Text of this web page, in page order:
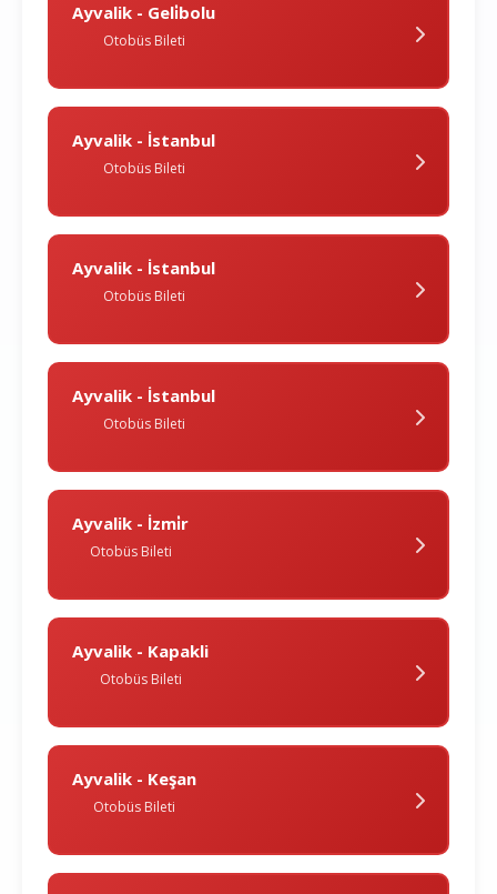
Ayvalik - Geli̇bolu
Otobüs Bileti
Ayvalik - İstanbul
Otobüs Bileti
Ayvalik - İstanbul
Otobüs Bileti
Ayvalik - İstanbul
Otobüs Bileti
Ayvalik - İzmi̇r
Otobüs Bileti
Ayvalik - Kapakli
Otobüs Bileti
Ayvalik - Keşan
Otobüs Bileti